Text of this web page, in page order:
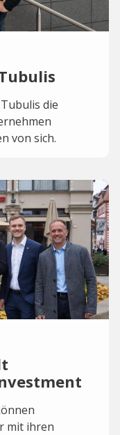
die
von sich.
mit ihren